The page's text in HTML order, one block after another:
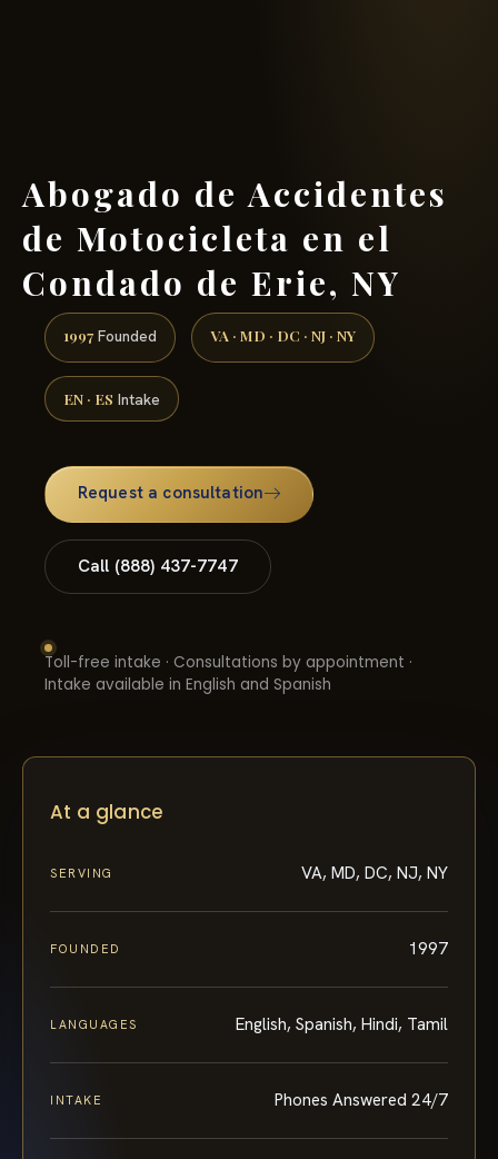
Abogado de Accidentes
de Motocicleta en el
Condado de Erie, NY
1997 Founded VA · MD · DC · NJ · NY
EN · ES Intake
Request a consultation
Call (888) 437-7747
Toll-free intake · Consultations by appointment ·
Intake available in English and Spanish
At a glance
SERVING VA, MD, DC, NJ, NY
FOUNDED 1997
LANGUAGES English, Spanish, Hindi, Tamil
INTAKE Phones Answered 24/7